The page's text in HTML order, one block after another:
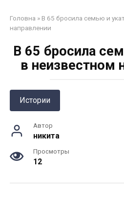
Головна » В 65 бросила семью и
направлении
В 65 бросила
в неизвестном
Истории
Автор
никита
Просмотры
12